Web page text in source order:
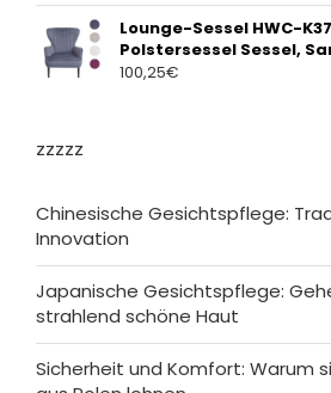
Lounge-Sessel HWC-
Polstersessel Sessel,
100,25€
zzzzz
Chinesische Gesichtspflege:
Innovation
Japanische Gesichtspflege:
strahlend schöne Haut
Sicherheit und Komfort: Warum